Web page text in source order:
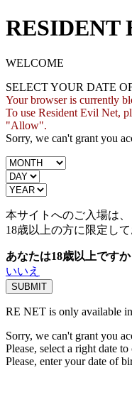
RESIDENT
WELCOME
SELECT YOUR DATE
Your browser is currently
To use Resident Evil Net,
"Allow".
Sorry, we can't grant you
本サイトへのご入場は、
18歳以上の方に限定して
あなたは18歳以上ですか
いいえ
RE NET is only available
Sorry, we can't grant you
Please, select a right date
Please, enter your date of